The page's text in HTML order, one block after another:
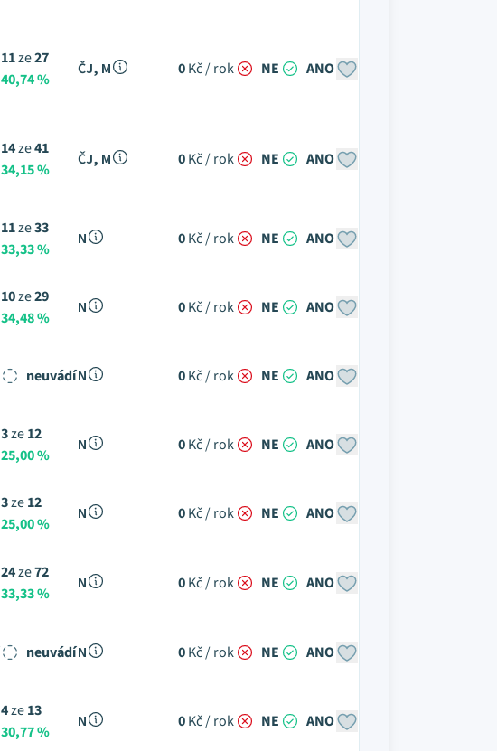
11ze27
40,74 %
ČJ, M 0Kč / rok NE ANO
14ze41
34,15 %
ČJ, M 0Kč / rok NE ANO
11ze33
33,33 %
N 0Kč / rok NE ANO
10ze29
34,48 %
N 0Kč / rok NE ANO
neuvádíN 0Kč / rok NE ANO
3ze12
25,00 %
N 0Kč / rok NE ANO
3ze12
25,00 %
N 0Kč / rok NE ANO
24ze72
33,33 %
N 0Kč / rok NE ANO
neuvádíN 0Kč / rok NE ANO
4ze13
30,77 %
N 0Kč / rok NE ANO